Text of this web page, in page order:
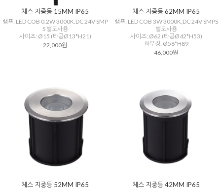
체스 지중등 15MM IP65
램프: LED COB 0.2W 3000K,DC 24V SMP
S 별도사용
사이즈: Ø15 (타공Ø13*H21)
22,000원
체스 지중등 62MM IP65
램프: LED COB 3W 3000K,DC 24V SMPS
별도사용
사이즈: Ø62 (타공Ø42*H53)
하우징: Ø56*H89
46,000원
체스 지중등 52MM IP65 체스 지중등 42MM IP65